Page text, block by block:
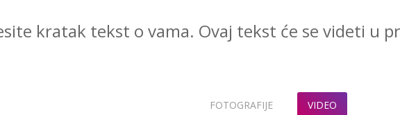
kratak tekst o vama. Ovaj tekst će se videti u
FOTOGRAFIJE VIDEO